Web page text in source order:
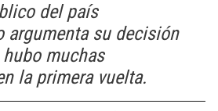
del país
argumenta su decisión
muchas
la primera vuelta.